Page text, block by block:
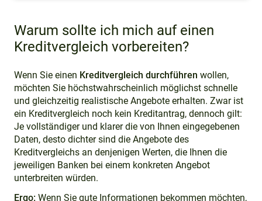
Warum sollte ich mich auf einen
Kreditvergleich vorbereiten?
Wenn Sie einen Kreditvergleich durchführen wollen,
möchten Sie höchstwahrscheinlich möglichst schnelle
und gleichzeitig realistische Angebote erhalten. Zwar ist
ein Kreditvergleich noch kein Kreditantrag, dennoch gilt:
Je vollständiger und klarer die von Ihnen eingegebenen
Daten, desto dichter sind die Angebote des
Kreditvergleichs an denjenigen Werten, die Ihnen die
jeweiligen Banken bei einem konkreten Angebot
unterbreiten würden.
Ergo: Wenn Sie gute Informationen bekommen möchten,